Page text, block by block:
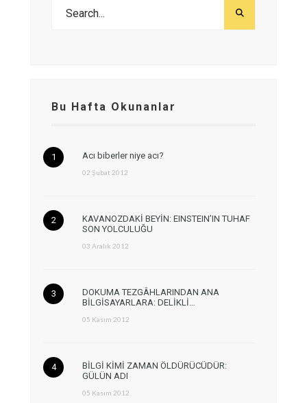
Bu Hafta Okunanlar
Acı biberler niye acı?
02 Şubat 2012
KAVANOZDAKİ BEYİN: EINSTEIN’IN TUHAF
SON YOLCULUĞU
03 Aralık 2012
DOKUMA TEZGÂHLARINDAN ANA
BİLGİSAYARLARA: DELİKLİ…
05 Kasım 2012
BİLGİ KİMİ ZAMAN ÖLDÜRÜCÜDÜR:
GÜLÜN ADI
05 Kasım 2012